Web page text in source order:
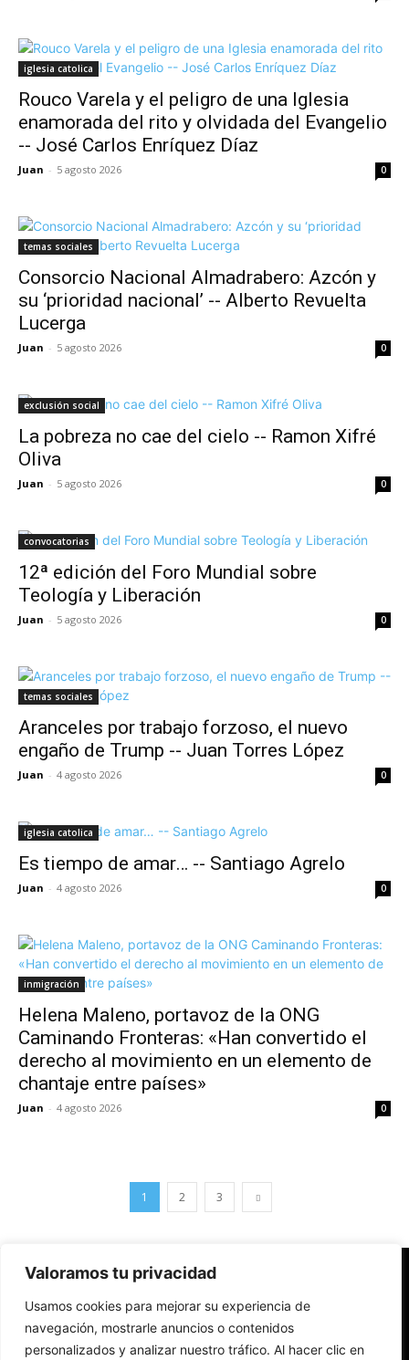
Valoramos tu privacidad
Usamos cookies para mejorar su experiencia de
navegación, mostrarle anuncios o contenidos
personalizados y analizar nuestro tráfico. Al hacer clic en
iglesia catolica
Rouco Varela y el peligro de una Iglesia
enamorada del rito y olvidada del Evangelio
-- José Carlos Enríquez Díaz
Juan - 5 agosto 2026 0
temas sociales
Consorcio Nacional Almadrabero: Azcón y
su ‘prioridad nacional’ -- Alberto Revuelta
Lucerga
Juan - 5 agosto 2026 0
exclusión social
La pobreza no cae del cielo -- Ramon Xifré
Oliva
Juan - 5 agosto 2026 0
convocatorias
12ª edición del Foro Mundial sobre
Teología y Liberación
Juan - 5 agosto 2026 0
temas sociales
Aranceles por trabajo forzoso, el nuevo
engaño de Trump -- Juan Torres López
Juan - 4 agosto 2026 0
iglesia catolica
Es tiempo de amar… -- Santiago Agrelo
Juan - 4 agosto 2026 0
inmigración
Helena Maleno, portavoz de la ONG
Caminando Fronteras: «Han convertido el
derecho al movimiento en un elemento de
chantaje entre países»
Juan - 4 agosto 2026 0
1 2 3
Redes Cristianas
Una mirada alternativa sobre la Iglesia católica y la sociedad
- Colectivos de Redes Cristianas